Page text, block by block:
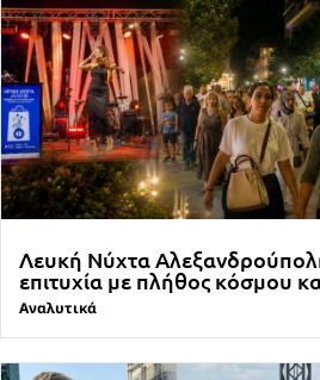
Λευκή Νύχτα
επιτυχία με πλήθος κόσμου
Αναλυτικά